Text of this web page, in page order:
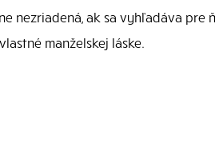
nezriadená, ak sa vyhľadáva pre
manželskej láske.